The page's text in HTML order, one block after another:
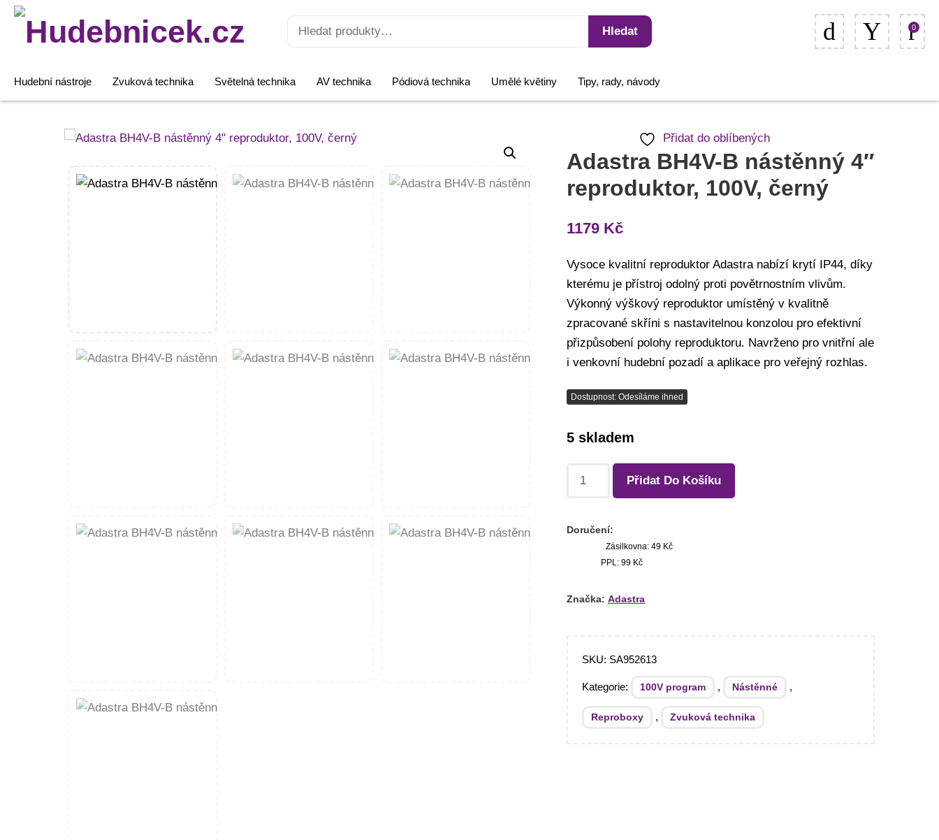
Hledat:
Hledat 0
Hudební nástroje Zvuková technika Světelná technika AV technika Pódiová technika Umělé květiny Tipy, rady, návody
Přidat do oblíbených
Adastra BH4V-B nástěnný 4″
reproduktor, 100V, černý
1179 Kč
Vysoce kvalitní reproduktor Adastra nabízí krytí IP44, díky
kterému je přístroj odolný proti povětrnostním vlivům.
Výkonný výškový reproduktor umístěný v kvalitně
zpracované skříni s nastavitelnou konzolou pro efektivní
přizpůsobení polohy reproduktoru. Navrženo pro vnitřní ale
i venkovní hudební pozadí a aplikace pro veřejný rozhlas.
Dostupnost: Odesíláme ihned
5 skladem
Adastra
Přidat Do Košíku
Doručení:
Zásilkovna: 49 Kč
PPL: 99 Kč
Značka: Adastra
SKU: SA952613
Kategorie: 100V program , Nástěnné ,
Reproboxy , Zvuková technika